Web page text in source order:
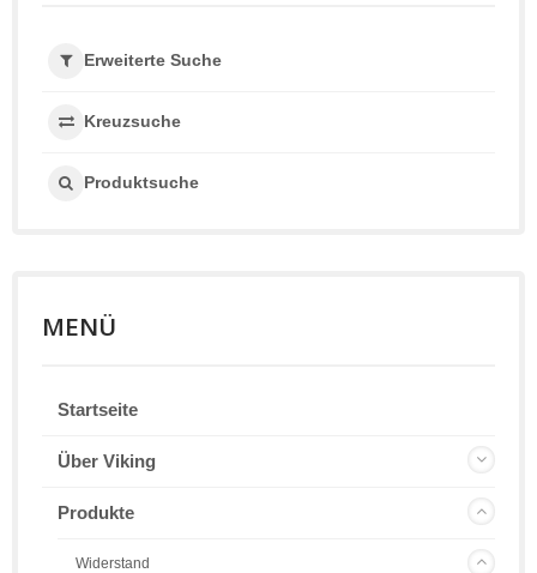
Erweiterte Suche
Kreuzsuche
Produktsuche
MENÜ
Startseite
Über Viking
Produkte
Widerstand